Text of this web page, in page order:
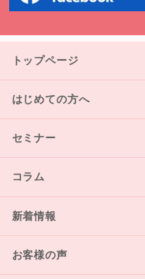
トップページ
はじめての方へ
セミナー
コラム
新着情報
お客様の声